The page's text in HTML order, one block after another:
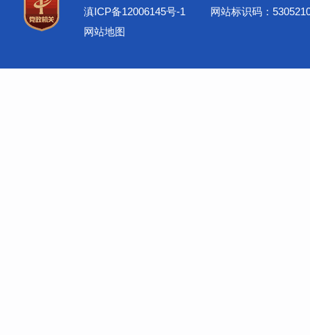
滇ICP备12006145号-1
网站标识码：
网站地图